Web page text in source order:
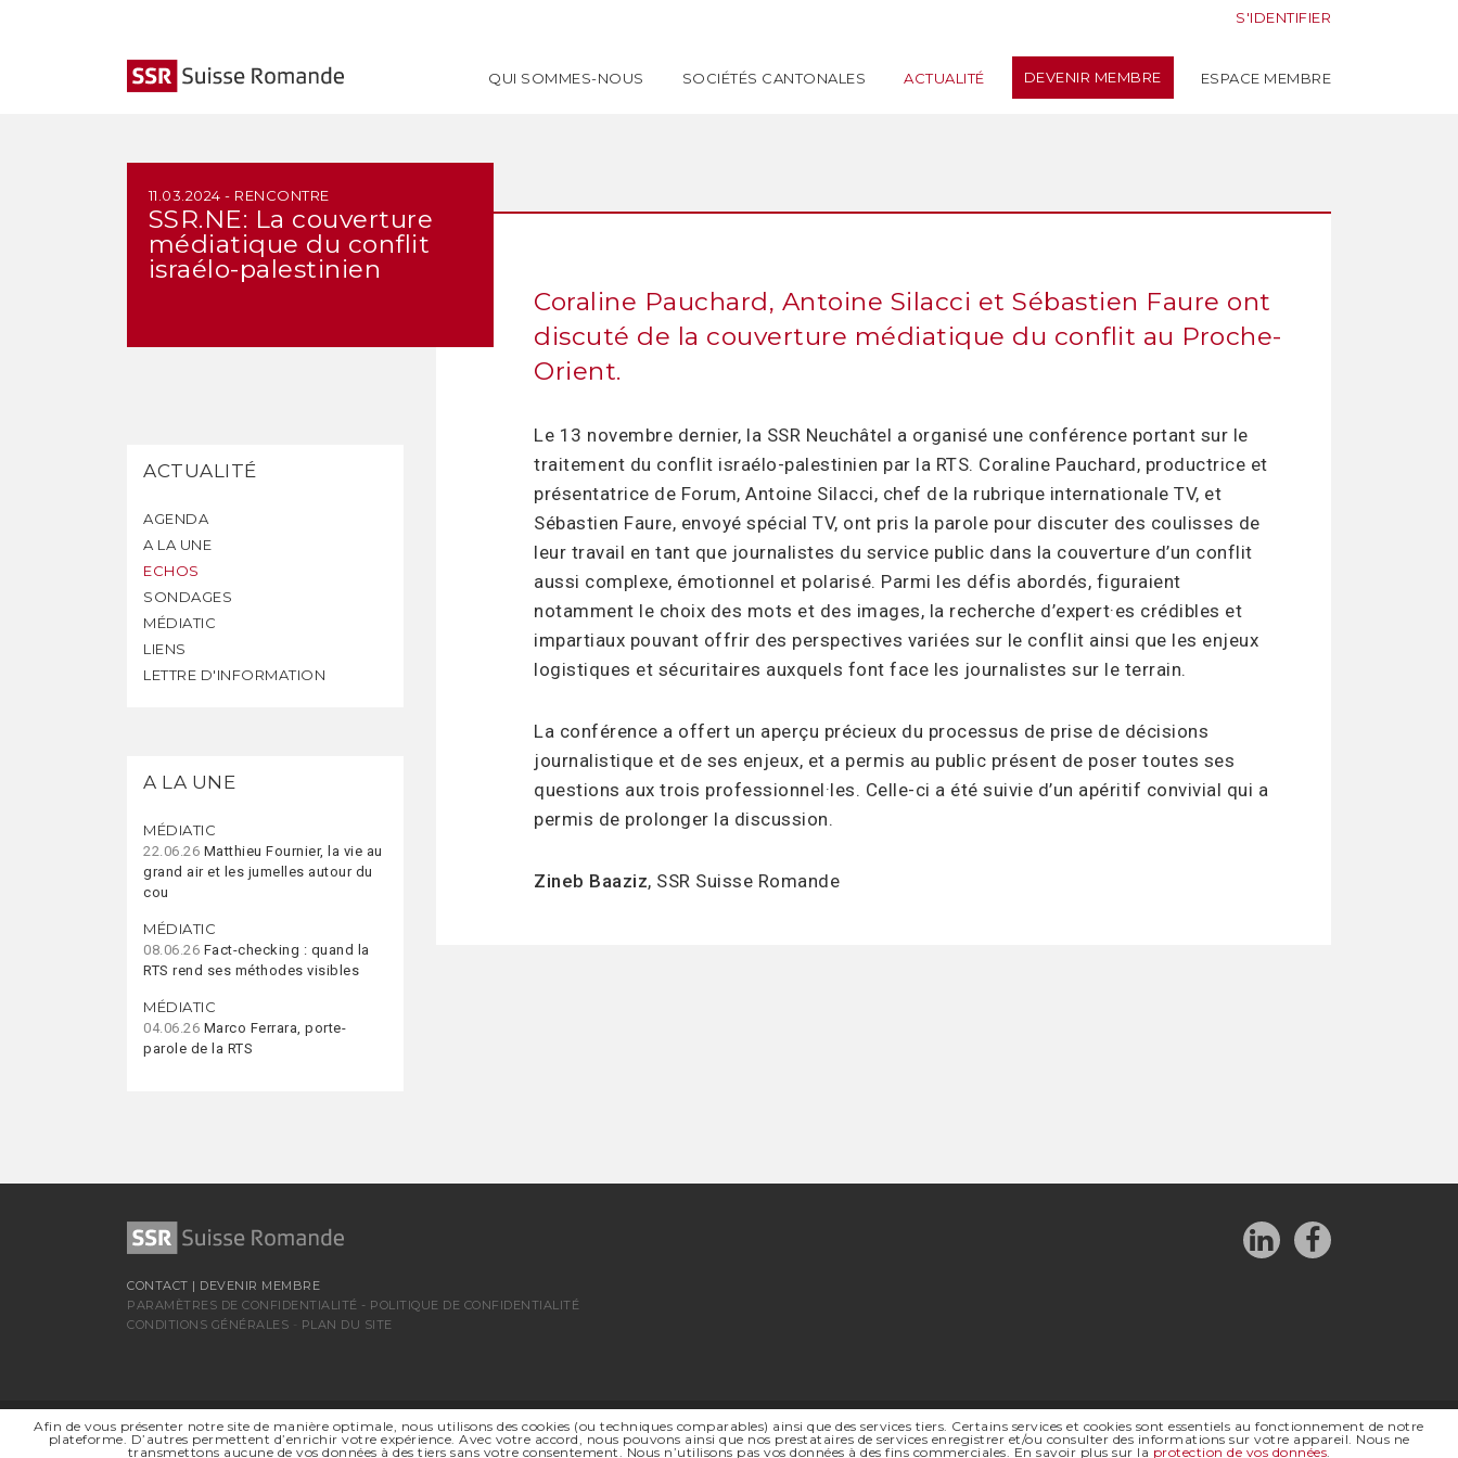
QUI SOMMES-NOUS SOCIÉTÉS CANTONALES ACTUALITÉ DEVENIR MEMBRE ESPACE MEMBRE
S'IDENTIFIER
ACTUALITÉ
AGENDA
A LA UNE
ECHOS
SONDAGES
MÉDIATIC
LIENS
LETTRE D'INFORMATION
A LA UNE
MÉDIATIC
22.06.26 Matthieu Fournier, la vie au
grand air et les jumelles autour du
cou
MÉDIATIC
08.06.26 Fact-checking : quand la
RTS rend ses méthodes visibles
MÉDIATIC
04.06.26 Marco Ferrara, porte-
parole de la RTS
11.03.2024 - RENCONTRE
SSR.NE: La couverture
médiatique du conflit
israélo-palestinien
Coraline Pauchard, Antoine Silacci et Sébastien Faure ont
discuté de la couverture médiatique du conflit au Proche-
Orient.
Le 13 novembre dernier, la SSR Neuchâtel a organisé une conférence portant sur le
traitement du conflit israélo-palestinien par la RTS. Coraline Pauchard, productrice et
présentatrice de Forum, Antoine Silacci, chef de la rubrique internationale TV, et
Sébastien Faure, envoyé spécial TV, ont pris la parole pour discuter des coulisses de
leur travail en tant que journalistes du service public dans la couverture d’un conflit
aussi complexe, émotionnel et polarisé. Parmi les défis abordés, figuraient
notamment le choix des mots et des images, la recherche d’expert·es crédibles et
impartiaux pouvant offrir des perspectives variées sur le conflit ainsi que les enjeux
logistiques et sécuritaires auxquels font face les journalistes sur le terrain.
La conférence a offert un aperçu précieux du processus de prise de décisions
journalistique et de ses enjeux, et a permis au public présent de poser toutes ses
questions aux trois professionnel·les. Celle-ci a été suivie d’un apéritif convivial qui a
permis de prolonger la discussion.
Zineb Baaziz, SSR Suisse Romande
CONTACT | DEVENIR MEMBRE
PARAMÈTRES DE CONFIDENTIALITÉ - POLITIQUE DE CONFIDENTIALITÉ
CONDITIONS GÉNÉRALES - PLAN DU SITE
SSR SUISSE ROMANDE
SOCIÉTÉ RÉGIONALE DE
© 2026 SSR SUISSE ROMANDE - TOUS DROITS RÉSERVÉS
SITE INTERNET | ABOUT BLANK DESIGN OFFICE
Afin de vous présenter notre site de manière optimale, nous utilisons des cookies (ou techniques comparables) ainsi que des services tiers. Certains services et cookies sont essentiels au fonctionnement de notre
plateforme. D’autres permettent d’enrichir votre expérience. Avec votre accord, nous pouvons ainsi que nos prestataires de services enregistrer et/ou consulter des informations sur votre appareil. Nous ne
transmettons aucune de vos données à des tiers sans votre consentement. Nous n’utilisons pas vos données à des fins commerciales. En savoir plus sur la protection de vos données.